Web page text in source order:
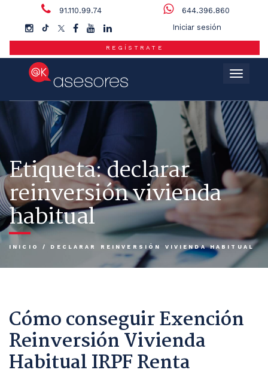
91.110.99.74
644.396.860
Iniciar sesión
REGÍSTRATE
Menú
Etiqueta:declarar
reinversión vivienda
habitual
INICIO / DECLARAR REINVERSIÓN VIVIENDA HABITUAL
Cómo conseguir Exención
Reinversión Vivienda
Habitual IRPF Renta